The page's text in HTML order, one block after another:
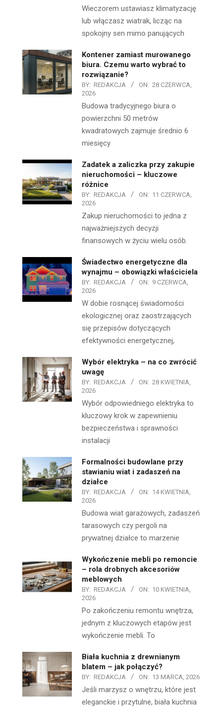
Wieczorem ustawiasz klimatyzację
lub włączasz wiatrak, licząc na
spokojny sen mimo panujących
Kontener zamiast murowanego
biura. Czemu warto wybrać to
rozwiązanie?
BY: REDAKCJA ON: 28 CZERWCA,
2026
Budowa tradycyjnego biura o
powierzchni 50 metrów
kwadratowych zajmuje średnio 6
miesięcy
Zadatek a zaliczka przy zakupie
nieruchomości – kluczowe
różnice
BY: REDAKCJA ON: 11 CZERWCA,
2026
Zakup nieruchomości to jedna z
najważniejszych decyzji
finansowych w życiu wielu osób.
Świadectwo energetyczne dla
wynajmu – obowiązki właściciela
BY: REDAKCJA ON: 9 CZERWCA,
2026
W dobie rosnącej świadomości
ekologicznej oraz zaostrzających
się przepisów dotyczących
efektywności energetycznej,
Wybór elektryka – na co zwrócić
uwagę
BY: REDAKCJA ON: 28 KWIETNIA,
2026
Wybór odpowiedniego elektryka to
kluczowy krok w zapewnieniu
bezpieczeństwa i sprawności
instalacji
Formalności budowlane przy
stawianiu wiat i zadaszeń na
działce
BY: REDAKCJA ON: 14 KWIETNIA,
2026
Budowa wiat garażowych, zadaszeń
tarasowych czy pergoli na
prywatnej działce to marzenie
Wykończenie mebli po remoncie
– rola drobnych akcesoriów
meblowych
BY: REDAKCJA ON: 10 KWIETNIA,
2026
Po zakończeniu remontu wnętrza,
jednym z kluczowych etapów jest
wykończenie mebli. To
Biała kuchnia z drewnianym
blatem – jak połączyć?
BY: REDAKCJA ON: 13 MARCA, 2026
Jeśli marzysz o wnętrzu, które jest
eleganckie i przytulne, biała kuchnia